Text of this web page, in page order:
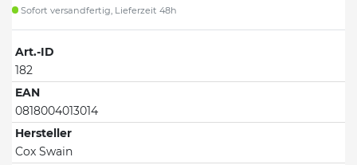
Sofort versandfertig, Lieferzeit 48h
Art.-ID
182
EAN
0818004013014
Hersteller
Cox Swain